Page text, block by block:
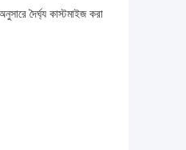
দৈর্ঘ্য কাস্টমাইজ করা